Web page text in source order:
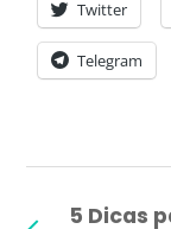
Twitter
Telegram
5 Dicas